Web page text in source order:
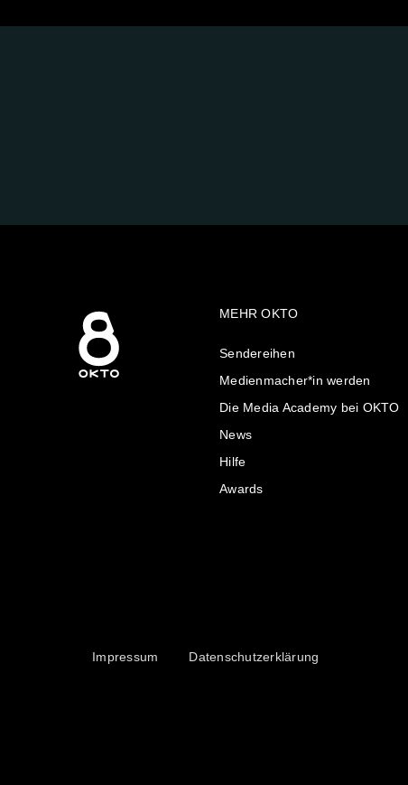
MEHR OKTO
Sendereihen
Medienmacher*in werden
Die Media Academy bei OKTO
News
Hilfe
Awards
Impressum Datenschutzerklärung